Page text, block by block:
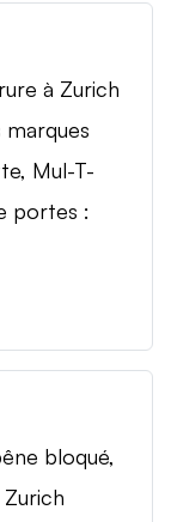
à Zurich
Mul-T-
portes :
bloqué,